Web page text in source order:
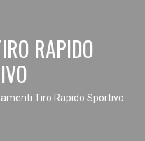
RAPIDO
Tiro Rapido Sportivo